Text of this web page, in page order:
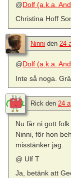
@Dolf (a.k.a.
Christina Hoff
Ninni den 24
@Dolf (a.k.a.
Inte så noga.
Rick den 24
Nu får ni gott
Ninni, för hon
misstänker jag.
@ Ulf T
Ja, betänk att